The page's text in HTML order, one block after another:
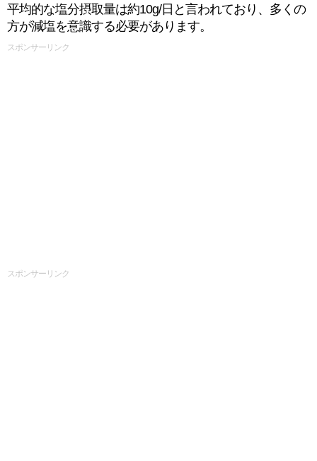
平均的な塩分摂取量は約10g/日と言われており、多くの
方が減塩を意識する必要があります。
スポンサーリンク
スポンサーリンク